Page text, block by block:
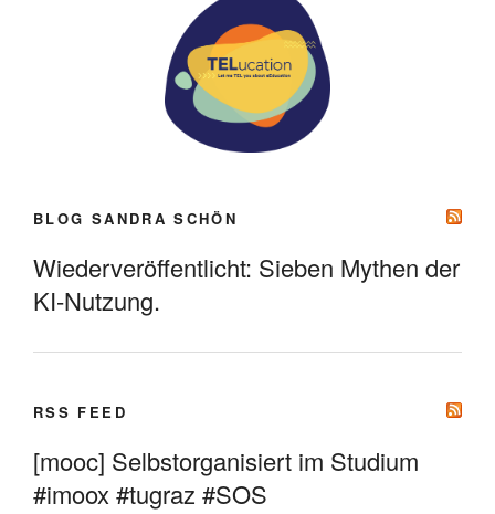
BLOG SANDRA SCHÖN
Wiederveröffentlicht: Sieben Mythen der
KI-Nutzung.
RSS FEED
[mooc] Selbstorganisiert im Studium
#imoox #tugraz #SOS